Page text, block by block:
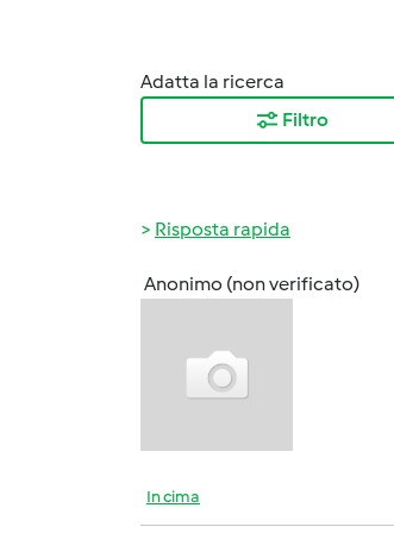
Adatta la ricerca
Filtro
Risposta rapida
Anonimo (non verificato)
In cima